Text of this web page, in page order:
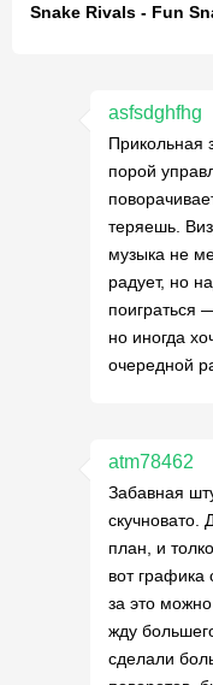
asfsdghfhg
Прикольная
порой
теряешь.
музыка не
радует, но
поиграться
но иногда
очередной
atm78462
Забавная
скучновато.
план, и
вот графика
за это
жду
сделали